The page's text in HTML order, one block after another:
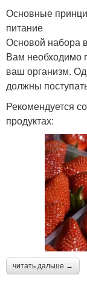
Основные
питание
Основой набора
Вам необходимо
ваш организм.
должны
Рекомендуется
продуктах:
читать дальше →